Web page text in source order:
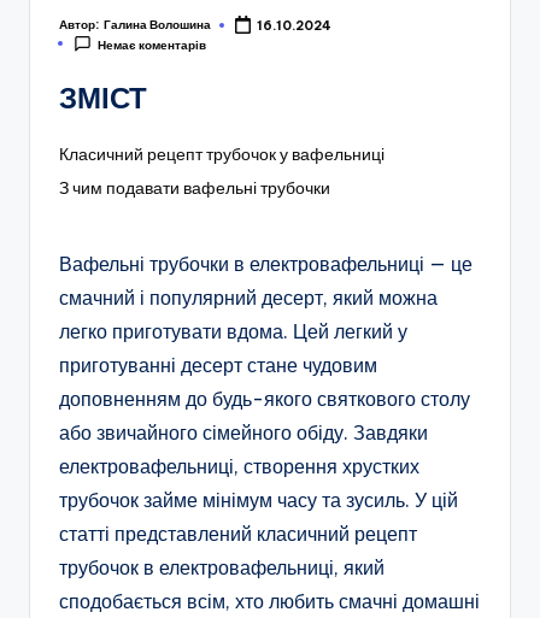
Автор: Галина Волошина
16.10.2024
Немає коментарів
ЗМІСТ
Класичний рецепт трубочок у вафельниці
З чим подавати вафельні трубочки
Вафельні трубочки в електровафельниці — це
смачний і популярний десерт, який можна
легко приготувати вдома. Цей легкий у
приготуванні десерт стане чудовим
доповненням до будь-якого святкового столу
або звичайного сімейного обіду. Завдяки
електровафельниці, створення хрустких
трубочок займе мінімум часу та зусиль. У цій
статті представлений класичний рецепт
трубочок в електровафельниці, який
сподобається всім, хто любить смачні домашні